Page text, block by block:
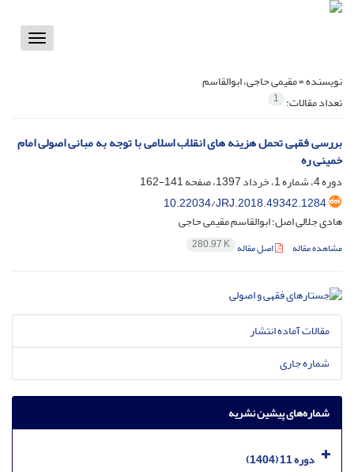
Toggle
نویسنده =مقیمی حاجی، ابوالقاسم
تعداد مقالات: 1
بررسی فقهی تحمل هزینه های انقلاب اسلامی با توجه به مبانی اصولی امام
خمینی ره
دوره 4، شماره 1، خرداد 1397، صفحه
141-162
10.22034/JRJ.2018.49342.1284
هادی جلالی اصل؛ ابوالقاسم مقیمی حاجی
مشاهده مقاله اصل مقاله 280.97 K
مقالات آماده انتشار
شماره جاری
شماره‌های پیشین نشریه
دوره 11 (1404)